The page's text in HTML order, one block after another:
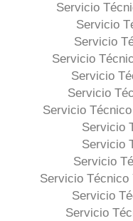
Servicio
Servicio
Servicio
Servicio
Servicio
Servicio
Servicio Técnico
Servicio
Servicio
Servicio
Servicio Técnico
Servicio
Servicio